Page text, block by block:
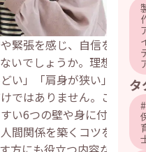
タ
#
緊張を感じ、自信を持て
いでしょうか。理想と現
い」「肩身が狭い」と感
ではありません。この記
い6つの壁や身に付けて
間関係を築くコツを解説